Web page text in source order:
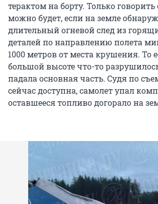
терактом на борту. Только
можно будет, если на земле
длительный огневой след из
деталей по направлению полета
1000 метров от места крушения. То
большой высоте что-то
падала основная часть. Судя по
сейчас доступна, самолет упал
оставшееся топливо догорало на